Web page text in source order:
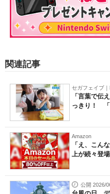
関連記事
セガフェイブ
「言葉で伝
っきり！ 「
Amazon
「え、こん
上が続々登
公開 2026/